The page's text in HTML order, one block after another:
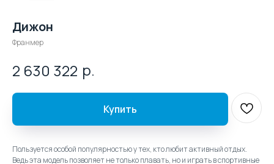
Дижон
Франмер
2 630 322 р.
Купить
Пользуется особой популярностью у тех, кто любит активный отдых.
Ведь эта модель позволяет не только плавать, но и играть в спортивные